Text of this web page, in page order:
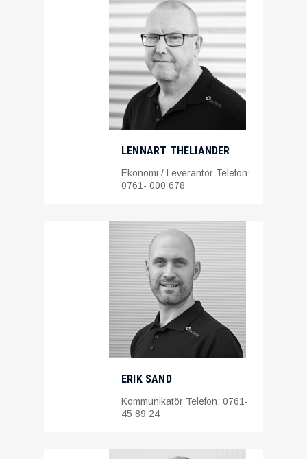
LENNART THELIANDER
Ekonomi / Leverantör Telefon:
0761- 000 678
ERIK SAND
Kommunikatör Telefon: 0761-
45 89 24